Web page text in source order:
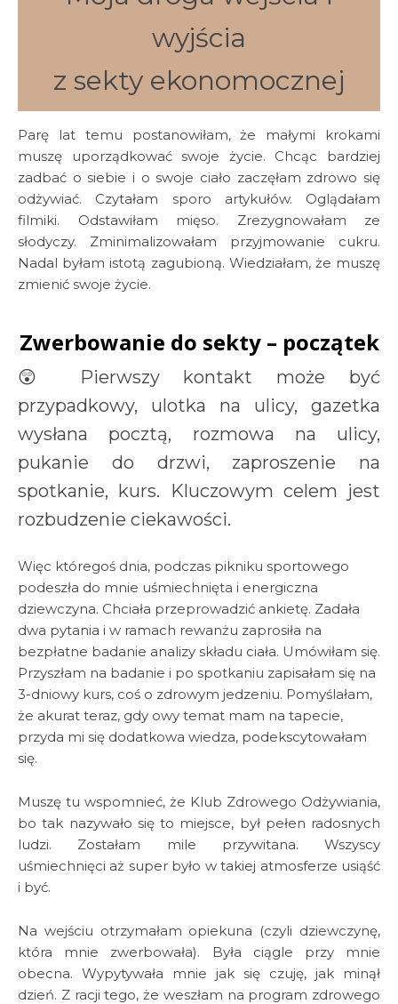
wyjścia
z sekty ekonomocznej
Parę lat temu postanowiłam, że małymi krokami
muszę uporządkować swoje życie. Chcąc bardziej
zadbać o siebie i o swoje ciało zaczęłam zdrowo się
odżywiać. Czytałam sporo artykułów. Oglądałam
filmiki. Odstawiłam mięso. Zrezygnowałam ze
słodyczy. Zminimalizowałam przyjmowanie cukru.
Nadal byłam istotą zagubioną. Wiedziałam, że muszę
zmienić swoje życie.
Zwerbowanie do sekty – początek
😲 Pierwszy kontakt może być
przypadkowy, ulotka na ulicy, gazetka
wysłana pocztą, rozmowa na ulicy,
pukanie do drzwi, zaproszenie na
spotkanie, kurs. Kluczowym celem jest
rozbudzenie ciekawości.
Więc któregoś dnia, podczas pikniku sportowego
podeszła do mnie uśmiechnięta i energiczna
dziewczyna. Chciała przeprowadzić ankietę. Zadała
dwa pytania i w ramach rewanżu zaprosiła na
bezpłatne badanie analizy składu ciała. Umówiłam się.
Przyszłam na badanie i po spotkaniu zapisałam się na
3-dniowy kurs, coś o zdrowym jedzeniu. Pomyślałam,
że akurat teraz, gdy owy temat mam na tapecie,
przyda mi się dodatkowa wiedza, podekscytowałam
się.
Muszę tu wspomnieć, że Klub Zdrowego Odżywiania,
bo tak nazywało się to miejsce, był pełen radosnych
ludzi. Zostałam mile przywitana. Wszyscy
uśmiechnięci aż super było w takiej atmosferze usiąść
i być.
Na wejściu otrzymałam opiekuna (czyli dziewczynę,
która mnie zwerbowała). Była ciągle przy mnie
obecna. Wypytywała mnie jak się czuję, jak minął
dzień. Z racji tego, że weszłam na program zdrowego